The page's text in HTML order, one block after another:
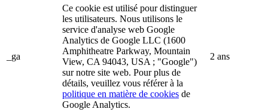
_ga
Ce cookie est utilisé pour distinguer
les utilisateurs. Nous utilisons le
service d'analyse web Google
Analytics de Google LLC (1600
Amphitheatre Parkway, Mountain
View, CA 94043, USA ; "Google")
sur notre site web. Pour plus de
détails, veuillez vous référer à la
politique en matière de cookies de
Google Analytics.
2 ans